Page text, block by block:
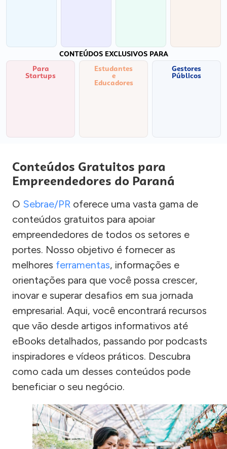
CONTEÚDOS EXCLUSIVOS PARA
Para
Startups
Estudantes
e
Educadores
Gestores
Públicos
Conteúdos Gratuitos para
Empreendedores do Paraná
O Sebrae/PR oferece uma vasta gama de
conteúdos gratuitos para apoiar
empreendedores de todos os setores e
portes. Nosso objetivo é fornecer as
melhores ferramentas, informações e
orientações para que você possa crescer,
inovar e superar desafios em sua jornada
empresarial. Aqui, você encontrará recursos
que vão desde artigos informativos até
eBooks detalhados, passando por podcasts
inspiradores e vídeos práticos. Descubra
como cada um desses conteúdos pode
beneficiar o seu negócio.